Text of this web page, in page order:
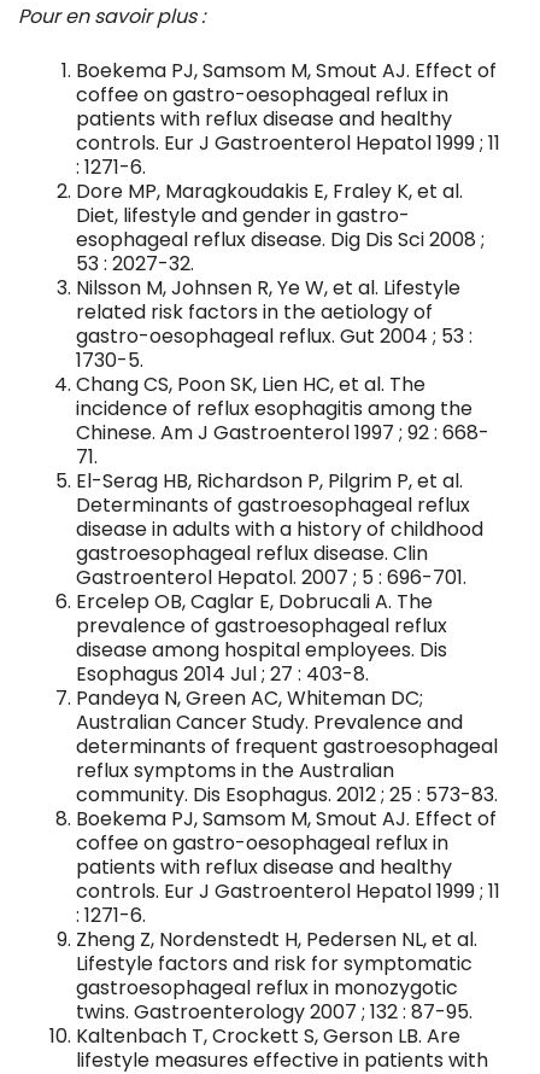
Pour en savoir plus :
Boekema PJ, Samsom M, Smout AJ. Effect of
coffee on gastro-oesophageal reflux in
patients with reflux disease and healthy
controls. Eur J Gastroenterol Hepatol 1999 ; 11
: 1271-6.
Dore MP, Maragkoudakis E, Fraley K, et al.
Diet, lifestyle and gender in gastro-
esophageal reflux disease. Dig Dis Sci 2008 ;
53 : 2027-32.
Nilsson M, Johnsen R, Ye W, et al. Lifestyle
related risk factors in the aetiology of
gastro-oesophageal reflux. Gut 2004 ; 53 :
1730-5.
Chang CS, Poon SK, Lien HC, et al. The
incidence of reflux esophagitis among the
Chinese. Am J Gastroenterol 1997 ; 92 : 668-
71.
El-Serag HB, Richardson P, Pilgrim P, et al.
Determinants of gastroesophageal reflux
disease in adults with a history of childhood
gastroesophageal reflux disease. Clin
Gastroenterol Hepatol. 2007 ; 5 : 696-701.
Ercelep OB, Caglar E, Dobrucali A. The
prevalence of gastroesophageal reflux
disease among hospital employees. Dis
Esophagus 2014 Jul ; 27 : 403-8.
Pandeya N, Green AC, Whiteman DC;
Australian Cancer Study. Prevalence and
determinants of frequent gastroesophageal
reflux symptoms in the Australian
community. Dis Esophagus. 2012 ; 25 : 573-83.
Boekema PJ, Samsom M, Smout AJ. Effect of
coffee on gastro-oesophageal reflux in
patients with reflux disease and healthy
controls. Eur J Gastroenterol Hepatol 1999 ; 11
: 1271-6.
Zheng Z, Nordenstedt H, Pedersen NL, et al.
Lifestyle factors and risk for symptomatic
gastroesophageal reflux in monozygotic
twins. Gastroenterology 2007 ; 132 : 87-95.
Kaltenbach T, Crockett S, Gerson LB. Are
lifestyle measures effective in patients with